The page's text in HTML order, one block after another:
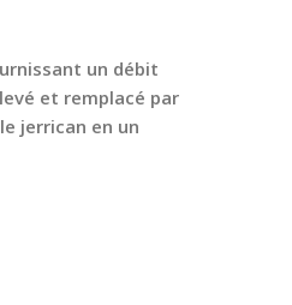
un débit
et remplacé par
jerrican en un